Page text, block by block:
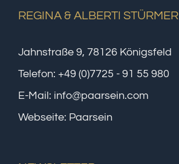
REGINA & ALBERTI STÜRMER
Jahnstraße 9, 78126 Königsfeld
Telefon: +49 (0)7725 - 91 55 980
E-Mail: info@paarsein.com
Webseite: Paarsein